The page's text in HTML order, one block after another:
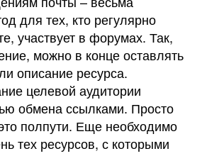
для тех, кто регулярно
участвует в форумах. Так,
можно в конце оставлять
описание ресурса.
целевой аудитории
обмена ссылками. Просто
полпути. Еще необходимо
тех ресурсов, с которыми